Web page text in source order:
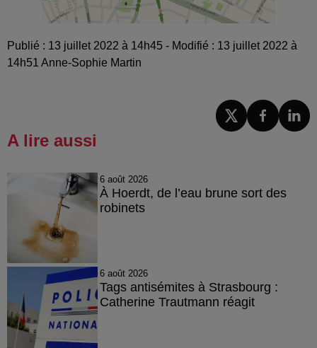
Publié : 13 juillet 2022 à 14h45 - Modifié : 13 juillet 2022 à
14h51 Anne-Sophie Martin
A lire aussi
6 août 2026
À Hoerdt, de l’eau brune sort des
robinets
6 août 2026
Tags antisémites à Strasbourg :
Catherine Trautmann réagit